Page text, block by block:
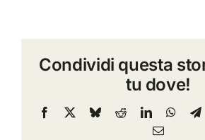
è
Qui
Condividi questa
tu dove!
Facebook BlueskyRedditLinkedIn
Email